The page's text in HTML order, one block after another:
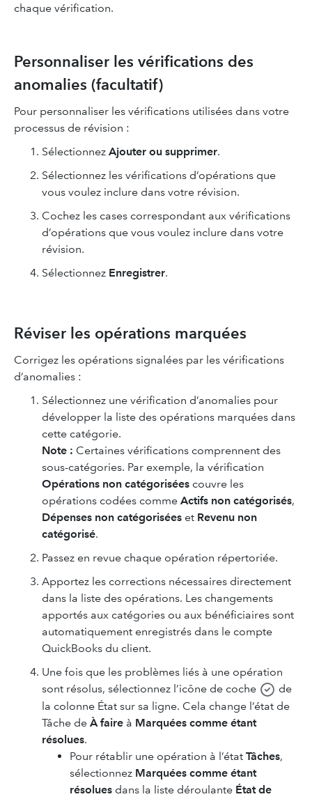
chaque vérification.
Personnaliser les vérifications des
anomalies (facultatif)
Pour personnaliser les vérifications utilisées dans votre
processus de révision :
Sélectionnez Ajouter ou supprimer.
Sélectionnez les vérifications d’opérations que
vous voulez inclure dans votre révision.
Cochez les cases correspondant aux vérifications
d’opérations que vous voulez inclure dans votre
révision.
Sélectionnez Enregistrer.
Réviser les opérations marquées
Corrigez les opérations signalées par les vérifications
d’anomalies :
Sélectionnez une vérification d’anomalies pour
développer la liste des opérations marquées dans
cette catégorie.
Note : Certaines vérifications comprennent des
sous-catégories. Par exemple, la vérification
Opérations non catégorisées couvre les
opérations codées comme Actifs non catégorisés,
Dépenses non catégorisées et Revenu non
catégorisé.
Passez en revue chaque opération répertoriée.
Apportez les corrections nécessaires directement
dans la liste des opérations. Les changements
apportés aux catégories ou aux bénéficiaires sont
automatiquement enregistrés dans le compte
QuickBooks du client.
Une fois que les problèmes liés à une opération
sont résolus, sélectionnez l’icône de coche
de
la colonne État sur sa ligne. Cela change l’état de
Tâche de À faire à Marquées comme étant
résolues.
Pour rétablir une opération à l’état Tâches,
sélectionnez Marquées comme étant
résolues dans la liste déroulante État de